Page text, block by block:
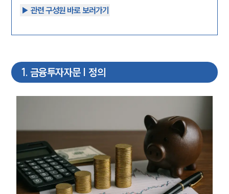
▶︎ 관련 구성원 바로 보러가기
1. 금융투자자문 | 정의